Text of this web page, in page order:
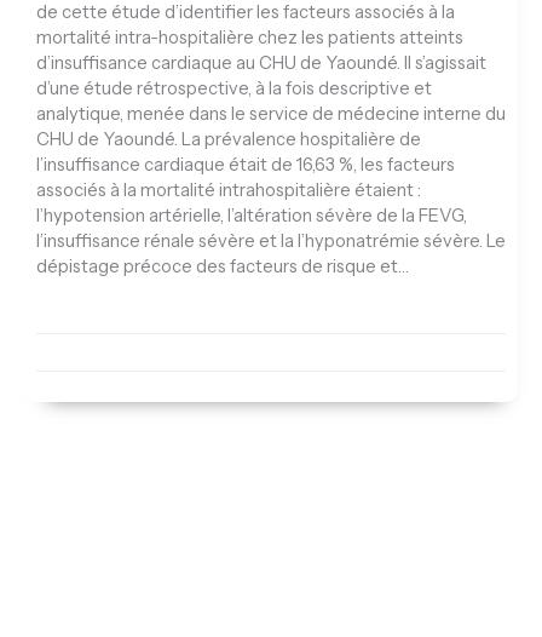
de cette étude d’identifier les facteurs associés à la
mortalité intra-hospitalière chez les patients atteints
d’insuffisance cardiaque au CHU de Yaoundé. Il s’agissait
d’une étude rétrospective, à la fois descriptive et
analytique, menée dans le service de médecine interne du
CHU de Yaoundé. La prévalence hospitalière de
l’insuffisance cardiaque était de 16,63 %, les facteurs
associés à la mortalité intrahospitalière étaient :
l’hypotension artérielle, l’altération sévère de la FEVG,
l’insuffisance rénale sévère et la l’hyponatrémie sévère. Le
dépistage précoce des facteurs de risque et…